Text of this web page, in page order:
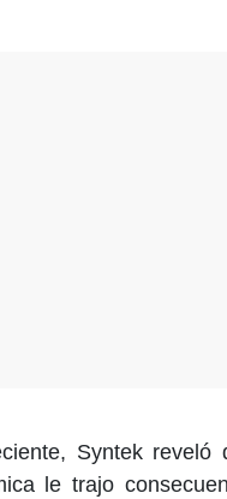
Syntek
le trajo